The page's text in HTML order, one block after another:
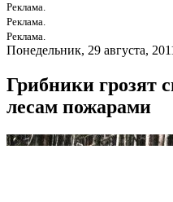
Реклама.
Реклама.
Реклама.
Понедельник, 29 августа,
Грибники грозят
лесам пожарами